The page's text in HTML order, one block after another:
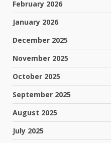
February 2026
January 2026
December 2025
November 2025
October 2025
September 2025
August 2025
July 2025